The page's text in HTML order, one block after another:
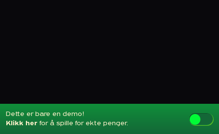
Dette er bare en demo!
Klikk her for å spille for ekte penger.